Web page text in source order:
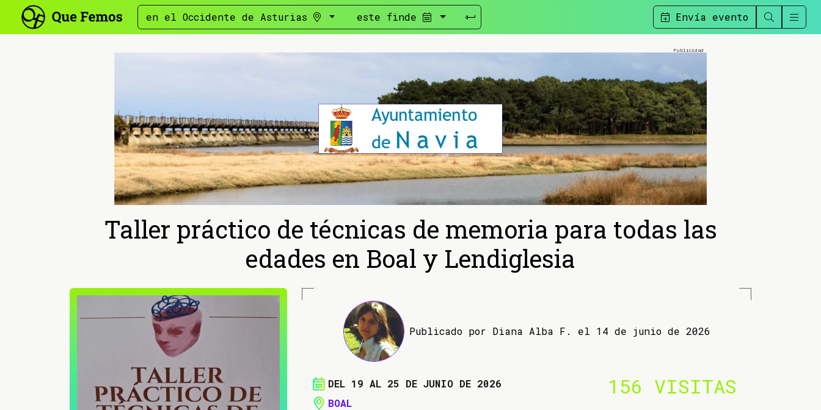
en el Occidente de Asturias este finde Envía evento
Taller práctico de técnicas de memoria para todas las
edades en Boal y Lendiglesia
Publicado por Diana Alba F. el 14 de junio de 2026
DEL 19 AL 25 DE JUNIO DE 2026
BOAL
156 VISITAS